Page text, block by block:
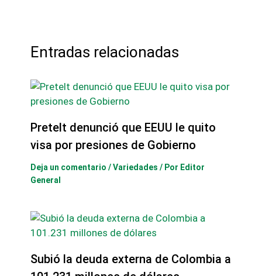
Entradas relacionadas
Pretelt denunció que EEUU le quito
visa por presiones de Gobierno
Deja un comentario /Variedades / Por Editor
General
Subió la deuda externa de Colombia a